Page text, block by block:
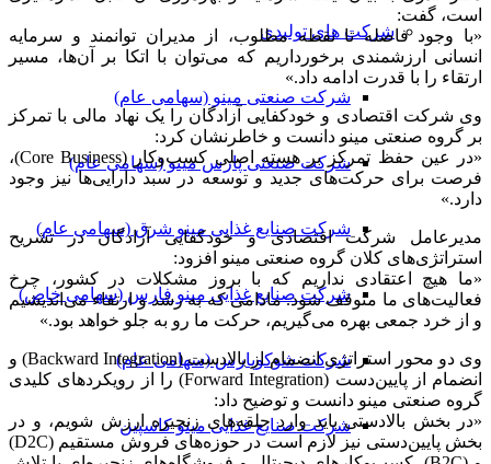
شرکت های تولیدی
شرکت صنعتی مینو (سهامی عام)
شرکت صنعتی پارس مینو (سهامی عام)
شرکت صنایع غذایی مینو شرق (سهامی عام)
شرکت صنایع غذایی مینو فارس (سهامی خاص)
شرکت شوکوپارس (سهامی عام)
شرکت صنایع غذایی مینو کاسپین
است، گفت:
«با وجود فاصله تا نقطه مطلوب، از مدیران توانمند و سرمایه
انسانی ارزشمندی برخورداریم که می‌توان با اتکا بر آن‌ها، مسیر
ارتقاء را با قدرت ادامه داد.»
وی شرکت اقتصادی و خودکفایی آزادگان را یک نهاد مالی با تمرکز
بر گروه صنعتی مینو دانست و خاطرنشان کرد:
«در عین حفظ تمرکز بر هسته اصلی کسب‌وکار (Core Business)،
فرصت برای حرکت‌های جدید و توسعه در سبد دارایی‌ها نیز وجود
دارد.»
مدیرعامل شرکت اقتصادی و خودکفایی آزادگان در تشریح
استراتژی‌های کلان گروه صنعتی مینو افزود:
«ما هیچ اعتقادی نداریم که با بروز مشکلات در کشور، چرخ
فعالیت‌های ما متوقف شود. مادامی که به رشد و ارتقاء می‌اندیشیم
و از خرد جمعی بهره می‌گیریم، حرکت ما رو به جلو خواهد بود.»
وی دو محور استراتژی انضمام از بالا‌دست (Backward Integration) و
انضمام از پایین‌دست (Forward Integration) را از رویکردهای کلیدی
گروه صنعتی مینو دانست و توضیح داد:
«در بخش بالادستی باید وارد حلقه‌های زنجیره ارزش شویم، و در
بخش پایین‌دستی نیز لازم است در حوزه‌های فروش مستقیم (D2C)